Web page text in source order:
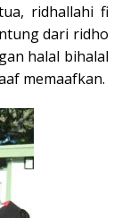
ridhallahi fi
dari ridho
halal bihalal
memaafkan.